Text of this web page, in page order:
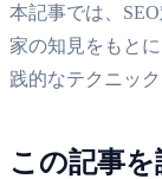
本記事では、
家の知見をもと
践的なテクニッ
この記事